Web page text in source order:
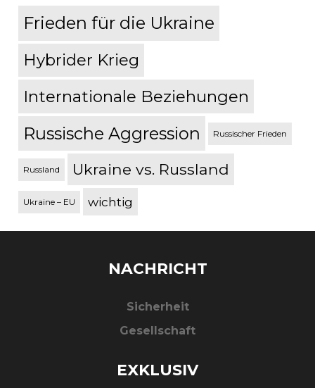
Frieden für die Ukraine
Hybrider Krieg
Internationale Beziehungen
Russische Aggression Russischer Frieden
Russland Ukraine vs. Russland
Ukraine – EU wichtig
NACHRICHT
Sicherheit
Gesellschaft
EXKLUSIV